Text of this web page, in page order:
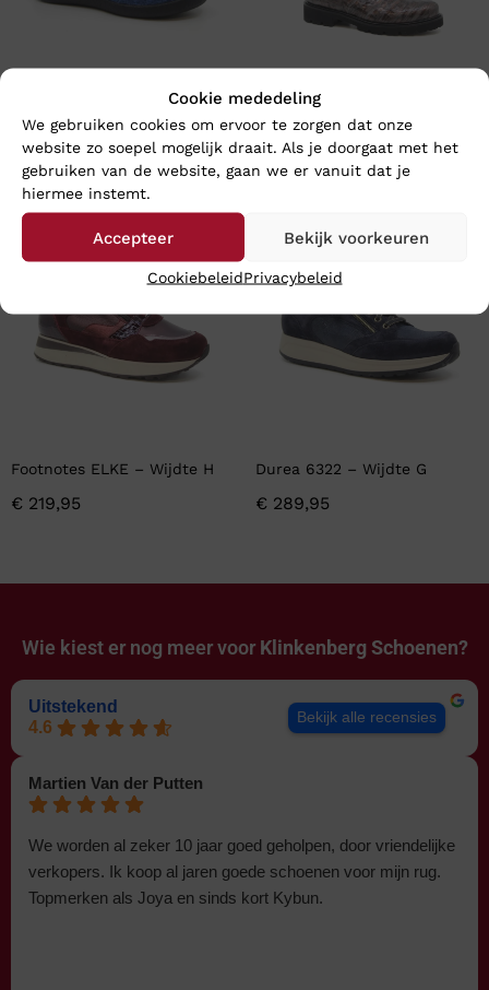
Cookie mededeling
We gebruiken cookies om ervoor te zorgen dat onze
website zo soepel mogelijk draait. Als je doorgaat met het
gebruiken van de website, gaan we er vanuit dat je
hiermee instemt.
Accepteer Bekijk voorkeuren
CookiebeleidPrivacybeleid
€69,95
Footnotes LARA – Wijdte K
€199,95
Footnotes ELKE – Wijdte H
€ 219,95
Durea 6322 – Wijdte G
€ 289,95
Wie kiest er nog meer voor Klinkenberg Schoenen?
Uitstekend
4.6
Bekijk alle recensies
Martien Van der Putten
We worden al zeker 10 jaar goed geholpen, door vriendelijke
verkopers. Ik koop al jaren goede schoenen voor mijn rug.
Topmerken als Joya en sinds kort Kybun.